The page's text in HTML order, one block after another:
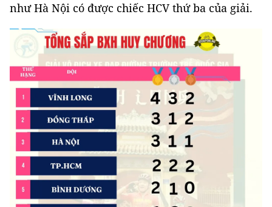
như Hà Nội có được chiếc HCV thứ ba của giải.